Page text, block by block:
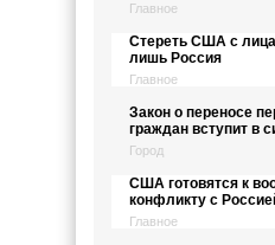
Главное
Стереть США с
лишь Россия
Главное
Закон о переносе
граждан вступит в
Город
США готовятся к
конфликту с
Главное